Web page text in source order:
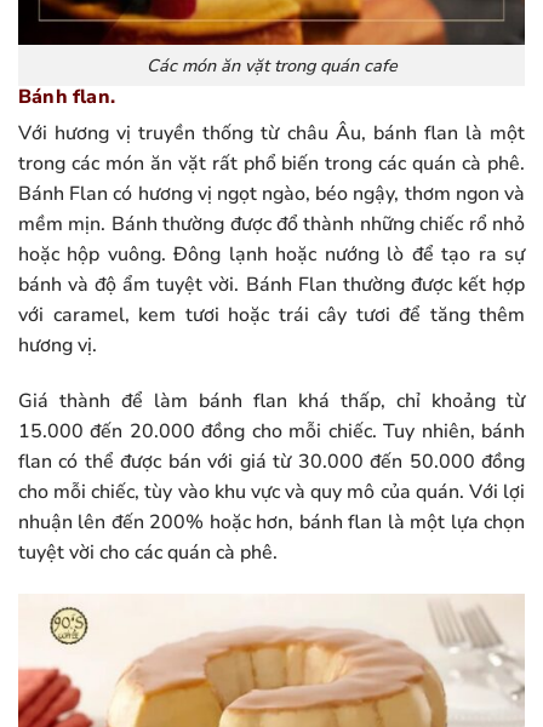
Các món ăn vặt trong quán cafe
Bánh flan.
Với hương vị truyền thống từ châu Âu, bánh flan là một
trong các món ăn vặt rất phổ biến trong các quán cà phê.
Bánh Flan có hương vị ngọt ngào, béo ngậy, thơm ngon và
mềm mịn. Bánh thường được đổ thành những chiếc rổ nhỏ
hoặc hộp vuông. Đông lạnh hoặc nướng lò để tạo ra sự
bánh và độ ẩm tuyệt vời. Bánh Flan thường được kết hợp
với caramel, kem tươi hoặc trái cây tươi để tăng thêm
hương vị.
Giá thành để làm bánh flan khá thấp, chỉ khoảng từ
15.000 đến 20.000 đồng cho mỗi chiếc. Tuy nhiên, bánh
flan có thể được bán với giá từ 30.000 đến 50.000 đồng
cho mỗi chiếc, tùy vào khu vực và quy mô của quán. Với lợi
nhuận lên đến 200% hoặc hơn, bánh flan là một lựa chọn
tuyệt vời cho các quán cà phê.